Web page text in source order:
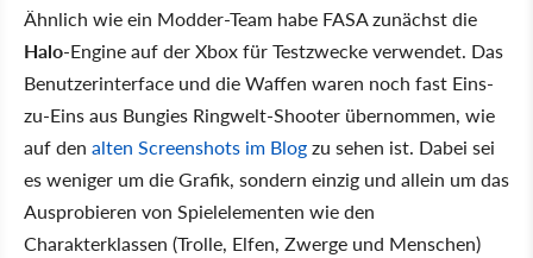
Ähnlich wie ein Modder-Team habe FASA zunächst die
Halo-Engine auf der Xbox für Testzwecke verwendet. Das
Benutzerinterface und die Waffen waren noch fast Eins-
zu-Eins aus Bungies Ringwelt-Shooter übernommen, wie
auf den alten Screenshots im Blogzu sehen ist. Dabei sei
es weniger um die Grafik, sondern einzig und allein um das
Ausprobieren von Spielelementen wie den
Charakterklassen (Trolle, Elfen, Zwerge und Menschen)